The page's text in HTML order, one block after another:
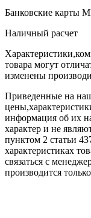
Банковские карты
Наличный расчет
товара могут
изменены
Приведенные на
информация об их
характер и не
пунктом 2 статьи
характеристиках
связаться с
производится